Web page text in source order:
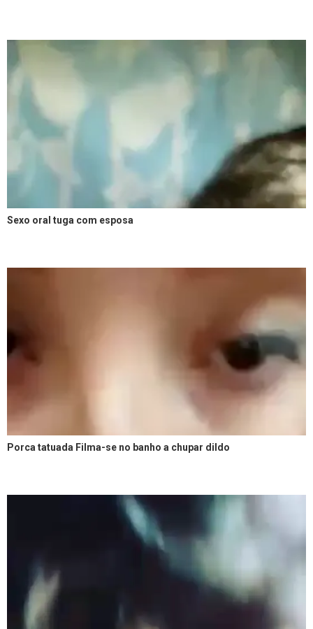
Sexo oral tuga com esposa
Porca tatuada Filma-se no banho a chupar dildo